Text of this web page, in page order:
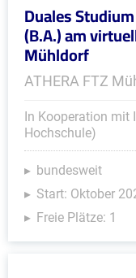
Duales
(B.A.) am
Mühldorf
ATHERA FTZ
In Kooperation mit
Hochschule)
bundesweit
Start: Oktober
Freie Plätze: 1